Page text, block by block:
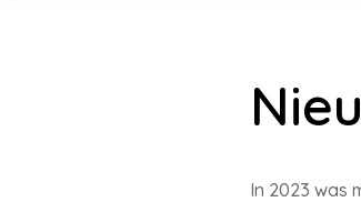
In 2023 was